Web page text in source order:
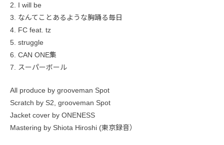
2. I will be
3. なんてことあるような胸踊る毎日
4. FC feat. tz
5. struggle
6. CAN ONE集
7. スーパーボール
All produce by grooveman Spot
Scratch by S2, grooveman Spot
Jacket cover by ONENESS
Mastering by Shiota Hiroshi (東京録音）